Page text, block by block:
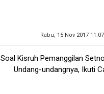
Rabu, 15 Nov 2017
Soal Kisruh Pemanggilan
Undang-undangnya, Ikuti